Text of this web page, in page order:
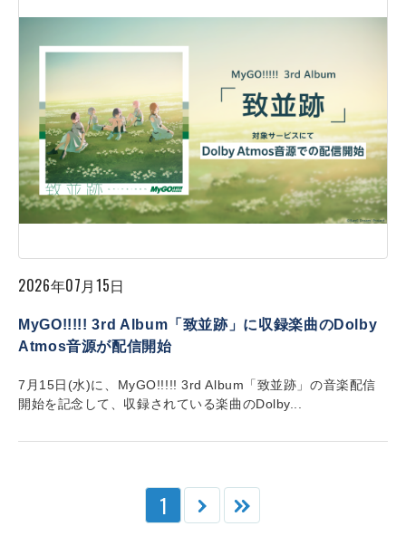
2026年07月15日
MyGO!!!!! 3rd Album「致並跡」に収録楽曲のDolby
Atmos音源が配信開始
7月15日(水)に、MyGO!!!!! 3rd Album「致並跡」の音楽配信
開始を記念して、収録されている楽曲のDolby...
1